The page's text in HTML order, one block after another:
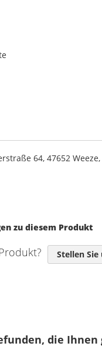
64, 47652
zu diesem Produkt
Stellen Sie
die